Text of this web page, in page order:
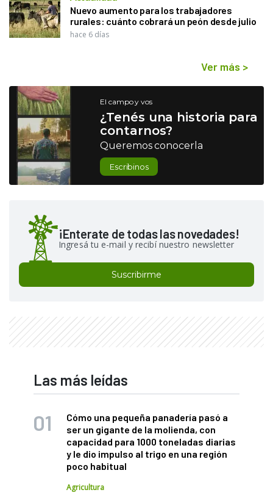
Nuevo aumento para los trabajadores
rurales: cuánto cobrará un peón desde julio
hace 6 días
Ver más >
El campo y vos
¿Tenés una historia para
contarnos?
Queremos conocerla
Escribinos
¡Enterate de todas las novedades!
Ingresá tu e-mail y recibí nuestro newsletter
Suscribirme
Las más leídas
Cómo una pequeña panadería pasó a
ser un gigante de la molienda, con
capacidad para 1000 toneladas diarias
y le dio impulso al trigo en una región
poco habitual
Agricultura